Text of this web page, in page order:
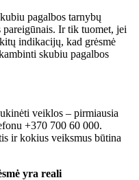
pagalbos tarnybų
Ir tik tuomet, jei
indikacijų, kad grėsmė
skubiu pagalbos
veiklos – pirmiausia
+370 700 60 000.
ir kokius veiksmus būtina
yra reali